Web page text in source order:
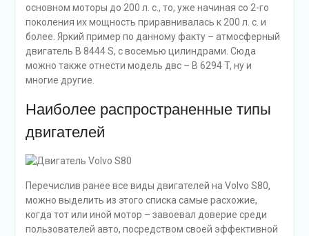
основном моторы до 200 л. с., то, уже начиная со 2-го
поколения их мощность приравнивалась к 200 л. с. и
более. Яркий пример по данному факту – атмосферный
двигатель B 8444 S, с восемью цилиндрами. Сюда
можно также отнести модель двс – B 6294 T, ну и
многие другие.
Наиболее распространенные типы
двигателей
Перечислив ранее все виды двигателей на Volvo S80,
можно выделить из этого списка самые расхожие,
когда тот или иной мотор – завоевал доверие среди
пользователей авто, посредством своей эффективной